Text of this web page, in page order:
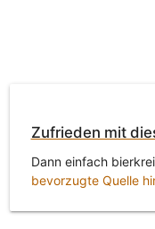
Zufrieden mit
Dann einfach
bevorzugte Quelle